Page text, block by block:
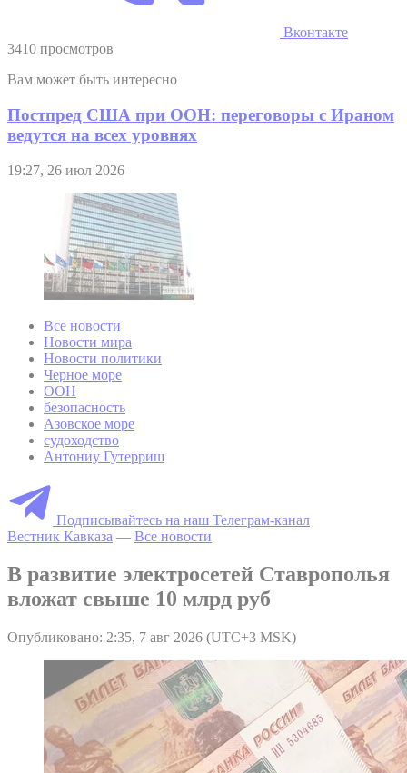
Вконтакте
3410 просмотров
Вам может быть интересно
Постпред США при ООН: переговоры с Ираном
ведутся на всех уровнях
19:27, 26 июл 2026
Все новости
Новости мира
Новости политики
Черное море
ООН
безопасность
Азовское море
судоходство
Антониу Гутерриш
Подписывайтесь на наш Телеграм-канал
Вестник Кавказа — Все новости
В развитие электросетей Ставрополья
вложат свыше 10 млрд руб
Опубликовано: 2:35, 7 авг 2026 (UTC+3 MSK)